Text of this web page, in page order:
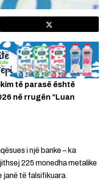
të parasë është
në rrugën “Luan
i një banke – ka
225 monedha metalike
janë të falsifikuara.